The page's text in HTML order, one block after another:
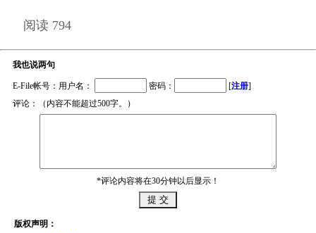
阅读 794
我也说两句
E-File帐号：用户名： 密码： [注册]
评论：（内容不能超过500字。）
*评论内容将在30分钟以后显示！
版权声明：